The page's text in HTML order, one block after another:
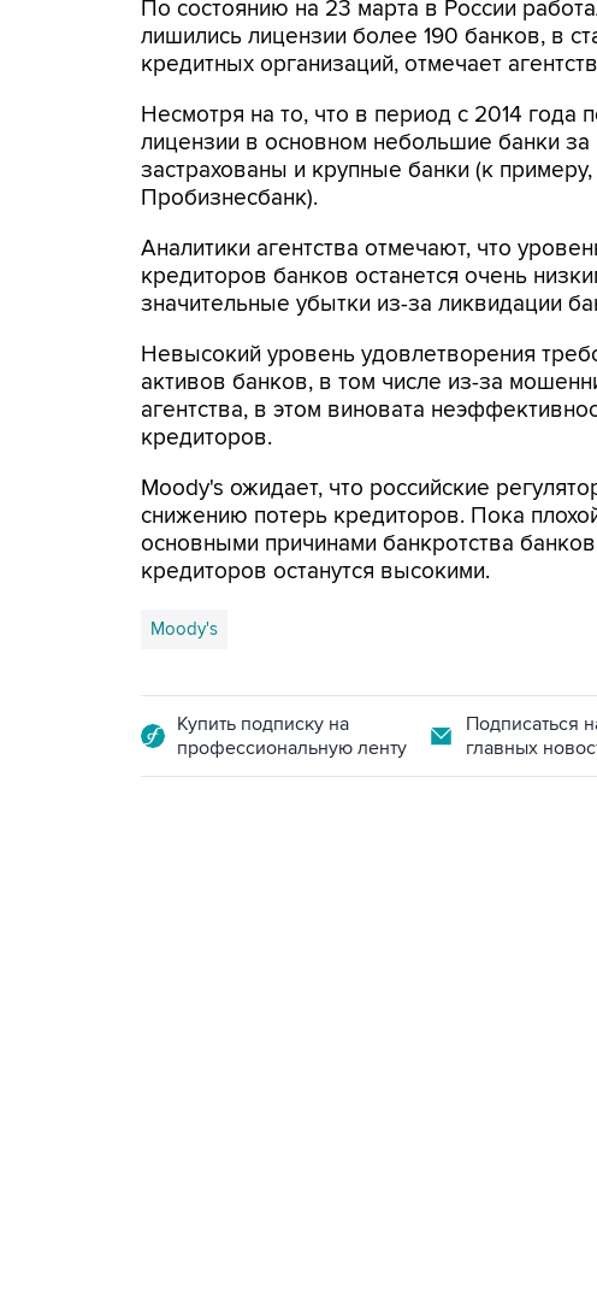
По состоянию на 23 марта в России
лишились лицензии более 190 банков, в
кредитных организаций, отмечает
Несмотря на то, что в период с 2014 года
лицензии в основном небольшие банки
застрахованы и крупные банки (к
Пробизнесбанк).
Аналитики агентства отмечают, что
кредиторов банков останется очень
значительные убытки из-за ликвидации
Невысокий уровень удовлетворения
активов банков, в том числе из-за
агентства, в этом виновата
кредиторов.
Moody's ожидает, что российские
снижению потерь кредиторов. Пока
основными причинами банкротства
кредиторов останутся высокими.
Moody's
Купить подписку на
профессиональную ленту
Подписаться
главных